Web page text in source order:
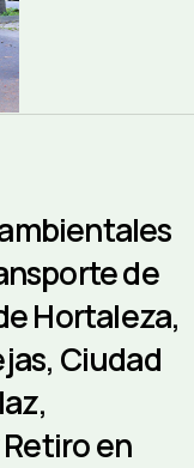
de
Hortaleza,
Ciudad
en